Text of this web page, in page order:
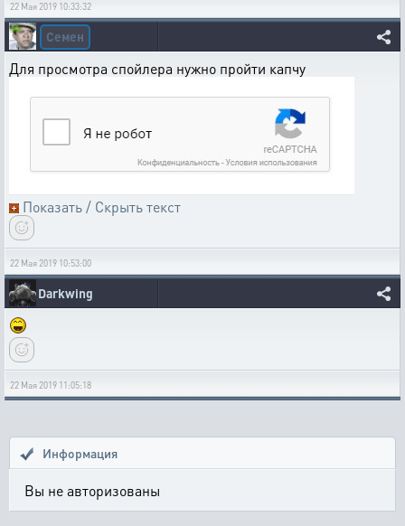
22 Мая 2019 10:33:32
Семен
Для просмотра спойлера нужно пройти капчу
Показать / Скрыть текст
22 Мая 2019 10:53:00
Darkwing
22 Мая 2019 11:05:18
Информация
Вы не авторизованы